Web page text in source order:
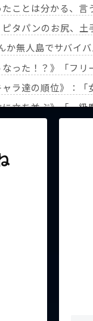
たことは分かる、
タパンのお尻、土
か無人島でサバイ
なった！？》「フ
！！【『葬送のフ
ャラ達の順位》：
を徹底解説！【
立ち並ぶ》「一